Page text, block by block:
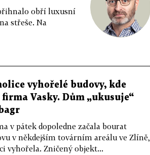
obří luxusní
střeše. Na
vyhořelé budovy, kde
Vasky. Dům „ukusuje“
v pátek dopoledne začala bourat
v někdejším továrním areálu ve Zlíně,
vyhořela. Zničený objekt...